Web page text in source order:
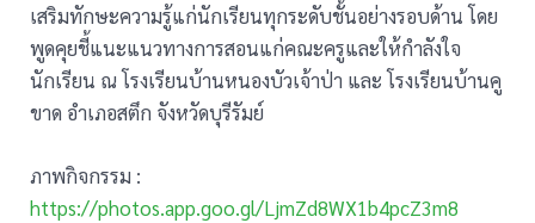
เสริมทักษะความรู้แก่นักเรียนทุกระดับชั้นอย่างรอบด้าน โดย
พูดคุยชี้แนะแนวทางการสอนแก่คณะครูและให้กำลังใจ
นักเรียน ณ โรงเรียนบ้านหนองบัวเจ้าป่า และ โรงเรียนบ้านคู
ขาด อำเภอสตึก จังหวัดบุรีรัมย์
ภาพกิจกรรม :
https://photos.app.goo.gl/LjmZd8WX1b4pcZ3m8